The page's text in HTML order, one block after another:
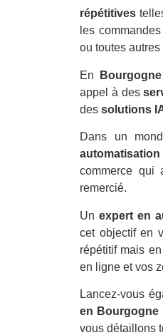
répétitives
les
ou toutes
En
appel à des
des solutions
Dans un
automatisation
commerce qui
remercié.
Un expert en
cet objectif en
répétitif mais
en ligne et vos
Lancez-vous
en Bourgogne
vous détaillons